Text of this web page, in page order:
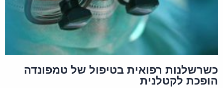
כשרשלנות רפואית בטיפול של טמפונדה
הופכת לקטלנית